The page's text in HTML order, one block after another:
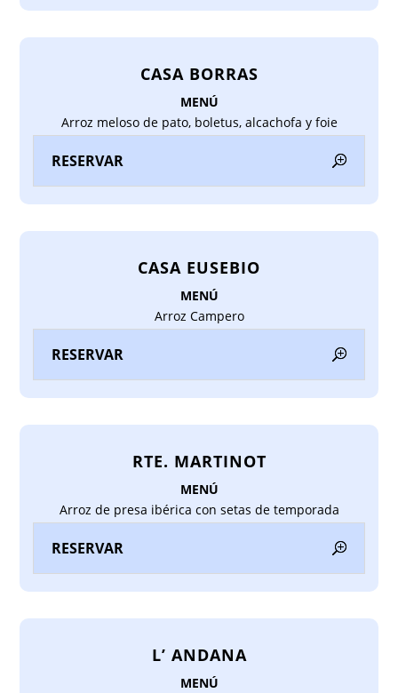
CASA BORRAS
MENÚ
Arroz meloso de pato, boletus, alcachofa y foie
RESERVAR
CASA EUSEBIO
MENÚ
Arroz Campero
RESERVAR
RTE. MARTINOT
MENÚ
Arroz de presa ibérica con setas de temporada
RESERVAR
L’ ANDANA
MENÚ